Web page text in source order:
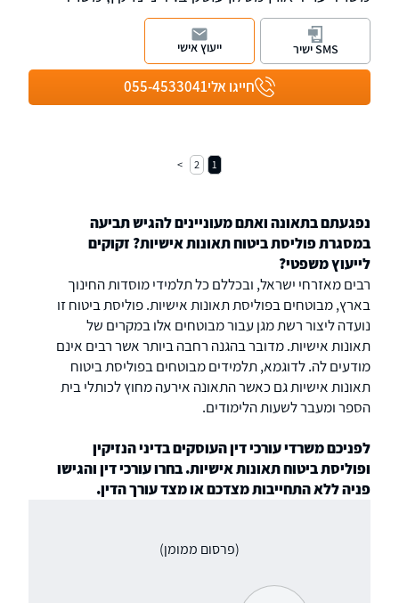
הביטחון, תאונות דרכים, רשלנות רפואית, ביטוח
לאומי, פגיעות גוף, ביטוח תלמידים.
חייגו אלי055-4533041
SMS ישיר ייעוץ אישי
1
2
נפגעתם בתאונה ואתם מעוניינים להגיש תביעה
במסגרת פוליסת ביטוח תאונות אישיות? זקוקים
לייעוץ משפטי?
רבים מאזרחי ישראל, ובכללם כל תלמידי מוסדות החינוך
בארץ, מבוטחים בפוליסת תאונות אישיות. פוליסת ביטוח זו
נועדה ליצור רשת מגן עבור מבוטחים אלו במקרים של
תאונות אישיות. מדובר בהגנה רחבה ביותר אשר רבים אינם
מודעים לה. לדוגמא, תלמידים מבוטחים בפוליסת ביטוח
תאונות אישיות גם כאשר התאונה אירעה מחוץ לכותלי בית
הספר ומעבר לשעות הלימודים.
לפניכם משרדי עורכי דין העוסקים בדיני הנזיקין
ופוליסת ביטוח תאונות אישיות. בחרו עורכי דין והגישו
פניה ללא התחייבות מצדכם או מצד עורך הדין.
(פרסום ממומן)